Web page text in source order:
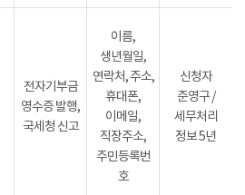
전자기부금
영수증 발행,
국세청 신고
이름,
생년월일,
연락처, 주소,
휴대폰,
이메일,
직장주소,
주민등록번
호
신청자
준영구 /
세무처리
정보 5년